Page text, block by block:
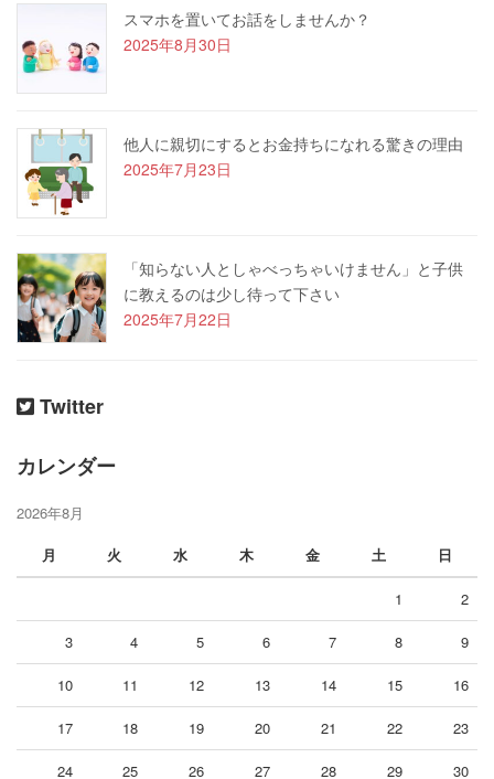
スマホを置いてお話をしませんか？
2025年8月30日
他人に親切にするとお金持ちになれる驚きの理由
2025年7月23日
「知らない人としゃべっちゃいけません」と子供
に教えるのは少し待って下さい
2025年7月22日
Twitter
カレンダー
2026年8月
月
火 水 木 金 土 日
1 2
3 4 5 6 7 8 9
10 11 12 13 14 15 16
17 18 19 20 21 22 23
24 25 26 27 28 29 30